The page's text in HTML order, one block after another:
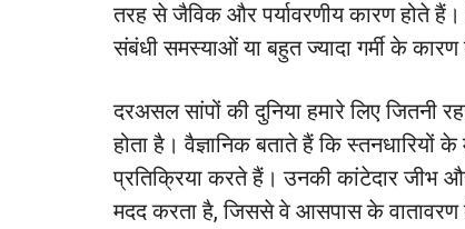
तरह से जैविक और पर्यावरणीय कारण होते हैं।
संबंधी समस्याओं या बहुत ज्यादा गर्मी के
दरअसल सांपों की दुनिया हमारे लिए
होता है। वैज्ञानिक बताते हैं कि
प्रतिक्रिया करते हैं। उनकी कांटेदार जीभ
मदद करता है, जिससे वे आसपास के वातावरण